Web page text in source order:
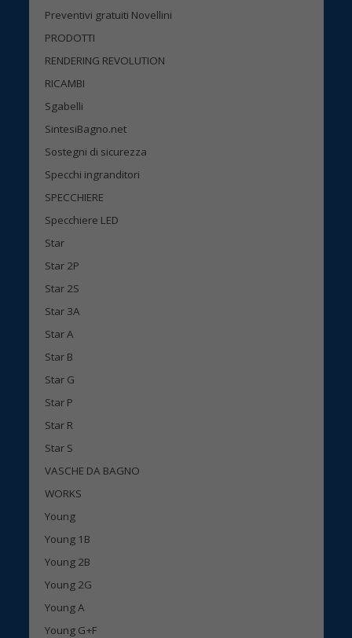
Preventivi gratuiti Novellini
PRODOTTI
RENDERING REVOLUTION
RICAMBI
Sgabelli
SintesiBagno.net
Sostegni di sicurezza
Specchi ingranditori
SPECCHIERE
Specchiere LED
Star
Star 2P
Star 2S
Star 3A
Star A
Star B
Star G
Star P
Star R
Star S
VASCHE DA BAGNO
WORKS
Young
Young 1B
Young 2B
Young 2G
Young A
Young G+F